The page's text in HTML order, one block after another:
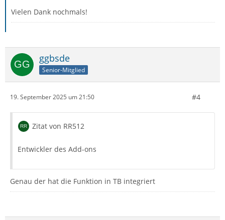
Vielen Dank nochmals!
ggbsde
Senior-Mitglied
19. September 2025 um 21:50 #4
Zitat von RR512
Entwickler des Add-ons
Genau der hat die Funktion in TB integriert